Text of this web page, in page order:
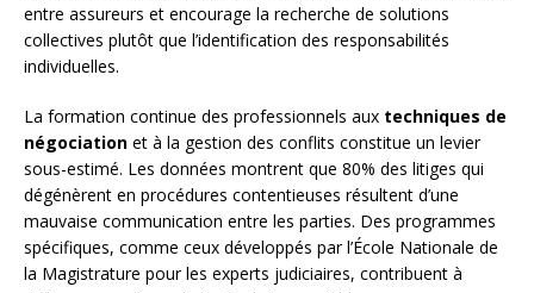
entre assureurs et encourage la recherche de solutions
collectives plutôt que l’identification des responsabilités
individuelles.
La formation continue des professionnels aux techniques de
négociation et à la gestion des conflits constitue un levier
sous-estimé. Les données montrent que 80% des litiges qui
dégénèrent en procédures contentieuses résultent d’une
mauvaise communication entre les parties. Des programmes
spécifiques, comme ceux développés par l’École Nationale de
la Magistrature pour les experts judiciaires, contribuent à